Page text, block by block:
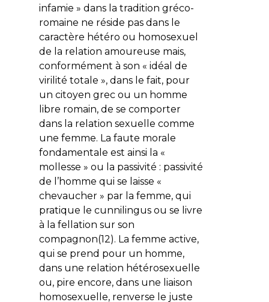
infamie » dans la tradition gréco-
romaine ne réside pas dans le
caractère hétéro ou homosexuel
de la relation amoureuse mais,
conformément à son « idéal de
virilité totale », dans le fait, pour
un citoyen grec ou un homme
libre romain, de se comporter
dans la relation sexuelle comme
une femme. La faute morale
fondamentale est ainsi la «
mollesse » ou la passivité : passivité
de l’homme qui se laisse «
chevaucher » par la femme, qui
pratique le cunnilingus ou se livre
à la fellation sur son
compagnon(12). La femme active,
qui se prend pour un homme,
dans une relation hétérosexuelle
ou, pire encore, dans une liaison
homosexuelle, renverse le juste